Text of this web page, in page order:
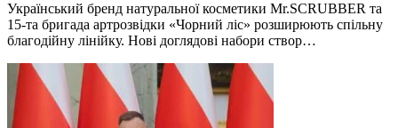
Український бренд натуральної косметики Mr.SCRUBBER та
15-та бригада артрозвідки «Чорний ліс» розширюють спільну
благодійну лінійку. Нові доглядові набори створ…